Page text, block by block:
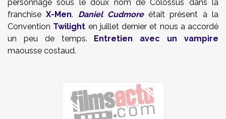
personnage sous le doux nom de Colossus dans la
franchiseX-Men. Daniel Cudmoreétait présent à la
Convention Twilight en juillet dernier et nous a accordé
un peu de temps. Entretien avec un vampire
maousse costaud.